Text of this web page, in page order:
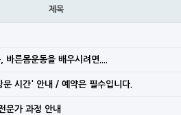
제목
른몸운동을 배우시려면....
시간' 안내 / 예약은 필수입니다.
문가 과정 안내